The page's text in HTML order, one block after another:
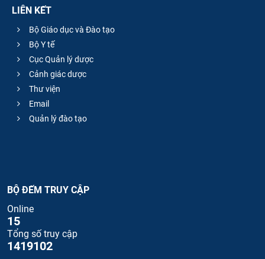
LIÊN KẾT
Bộ Giáo dục và Đào tạo
Bộ Y tế
Cục Quản lý dược
Cảnh giác dược
Thư viện
Email
Quản lý đào tạo
BỘ ĐẾM TRUY CẬP
Online
15
Tổng số truy cập
1419102